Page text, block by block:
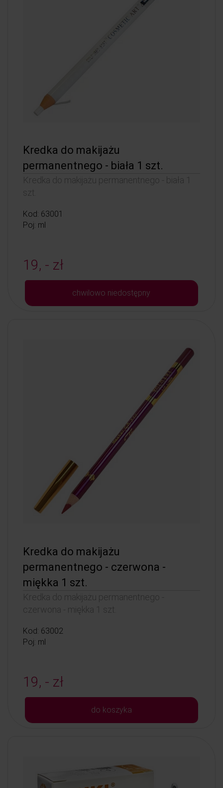
Kredka do makijażu
permanentnego - biała 1 szt.
Kredka do makijażu permanentnego - biała 1
szt.
Kod: 63001
Poj: ml
19, - zł
chwilowo niedostępny
Kredka do makijażu
permanentnego - czerwona -
miękka 1 szt.
Kredka do makijażu permanentnego -
czerwona - miękka 1 szt.
Kod: 63002
Poj: ml
19, - zł
do koszyka